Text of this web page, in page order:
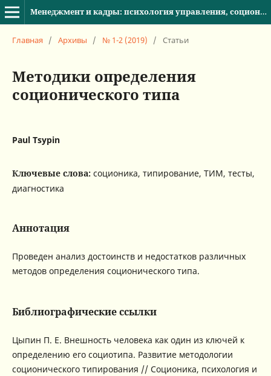
Менеджмент и кадры: психология управления, соционика и социология
Главная / Архивы / № 1-2 (2019) / Статьи
Методики определения
соционического типа
Paul Tsypin
Ключевые слова: соционика, типирование, ТИМ, тесты,
диагностика
Аннотация
Проведен анализ достоинств и недостатков различных
методов определения соционического типа.
Библиографические ссылки
Цыпин П. Е. Внешность человека как один из ключей к
определению его социотипа. Развитие методологии
соционического типирования // Соционика, психология и